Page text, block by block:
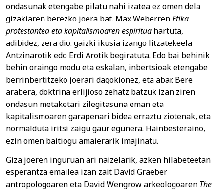
ondasunak etengabe pilatu nahi izatea ez omen dela
gizakiaren berezko joera bat. Max WeberrenEtika
protestantea eta kapitalismoaren espiritua hartuta,
adibidez, zera dio: gaizki ikusia izango litzatekeela
Antzinarotik edo Erdi Arotik begiratuta. Edo bai behinik
behin oraingo modu eta eskalan, inbertsioak etengabe
berrinbertitzeko joerari dagokionez, eta abar. Bere
arabera, doktrina erlijioso zehatz batzuk izan ziren
ondasun metaketari zilegitasuna eman eta
kapitalismoaren garapenari bidea erraztu ziotenak, eta
normalduta iritsi zaigu gaur egunera. Hainbesteraino,
ezin omen baitiogu amaierarik imajinatu.
Giza joeren inguruan ari naizelarik, azken hilabeteetan
esperantza emailea izan zait David Graeber
antropologoaren eta David Wengrow arkeologoaren The